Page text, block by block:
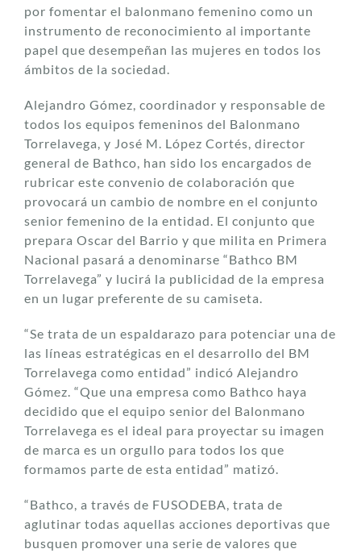
por fomentar el balonmano femenino como un
instrumento de reconocimiento al importante
papel que desempeñan las mujeres en todos los
ámbitos de la sociedad.
Alejandro Gómez, coordinador y responsable de
todos los equipos femeninos del Balonmano
Torrelavega, y José M. López Cortés, director
general de Bathco, han sido los encargados de
rubricar este convenio de colaboración que
provocará un cambio de nombre en el conjunto
senior femenino de la entidad. El conjunto que
prepara Oscar del Barrio y que milita en Primera
Nacional pasará a denominarse “Bathco BM
Torrelavega” y lucirá la publicidad de la empresa
en un lugar preferente de su camiseta.
“Se trata de un espaldarazo para potenciar una de
las líneas estratégicas en el desarrollo del BM
Torrelavega como entidad” indicó Alejandro
Gómez. “Que una empresa como Bathco haya
decidido que el equipo senior del Balonmano
Torrelavega es el ideal para proyectar su imagen
de marca es un orgullo para todos los que
formamos parte de esta entidad” matizó.
“Bathco, a través de FUSODEBA, trata de
aglutinar todas aquellas acciones deportivas que
busquen promover una serie de valores que